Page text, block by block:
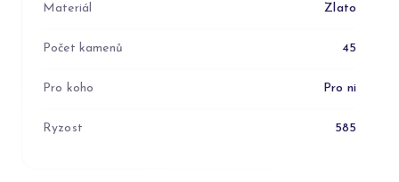
Materiál Zlato
Počet kamenů 45
Pro koho Pro ni
Ryzost 585